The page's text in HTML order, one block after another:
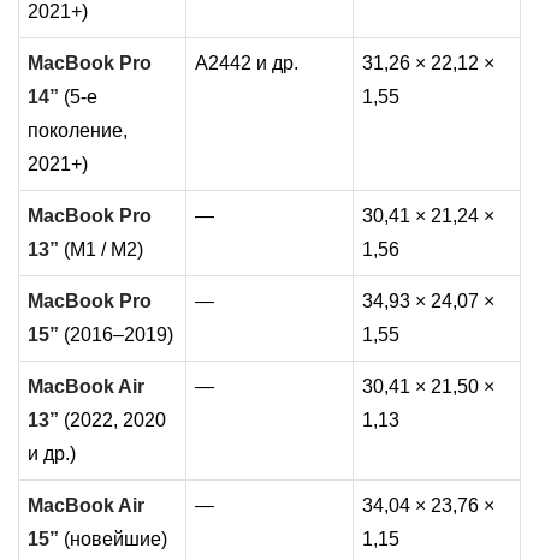
2021+)
MacBook Pro
14” (5-е
поколение,
2021+)
A2442 и др.
31,26 × 22,12 ×
1,55
MacBook Pro
13” (M1 / M2)
—
30,41 × 21,24 ×
1,56
MacBook Pro
15” (2016–2019)
—
34,93 × 24,07 ×
1,55
MacBook Air
13” (2022, 2020
и др.)
—
30,41 × 21,50 ×
1,13
MacBook Air
15” (новейшие)
—
34,04 × 23,76 ×
1,15